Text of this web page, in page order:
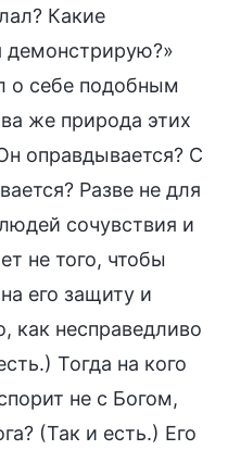
Какие
демонстрирую?»
о себе подобным
же природа этих
оправдывается? С
Разве не для
сочувствия и
не того, чтобы
его защиту и
как несправедливо
Тогда на кого
не с Богом,
(Так и есть.) Его